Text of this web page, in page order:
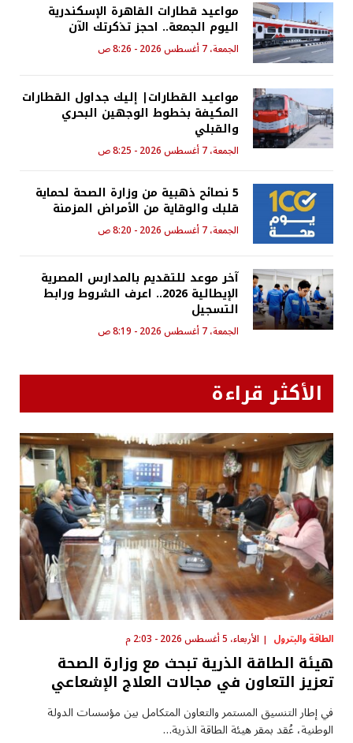
مواعيد قطارات القاهرة الإسكندرية
اليوم الجمعة.. احجز تذكرتك الآن
الجمعة، 7 أغسطس 2026 - 8:26 ص
مواعيد القطارات| إليك جداول القطارات
المكيفة بخطوط الوجهين البحري
والقبلي
الجمعة، 7 أغسطس 2026 - 8:25 ص
5 نصائح ذهبية من وزارة الصحة لحماية
قلبك والوقاية من الأمراض المزمنة
الجمعة، 7 أغسطس 2026 - 8:20 ص
آخر موعد للتقديم بالمدارس المصرية
الإيطالية 2026.. اعرف الشروط ورابط
التسجيل
الجمعة، 7 أغسطس 2026 - 8:19 ص
الأكثر قراءة
الطاقة والبترول الأربعاء، 5 أغسطس 2026 - 2:03 م
هيئة الطاقة الذرية تبحث مع وزارة الصحة
تعزيز التعاون في مجالات العلاج الإشعاعي
في إطار التنسيق المستمر والتعاون المتكامل بين مؤسسات الدولة
الوطنية، عُقد بمقر هيئة الطاقة الذرية…